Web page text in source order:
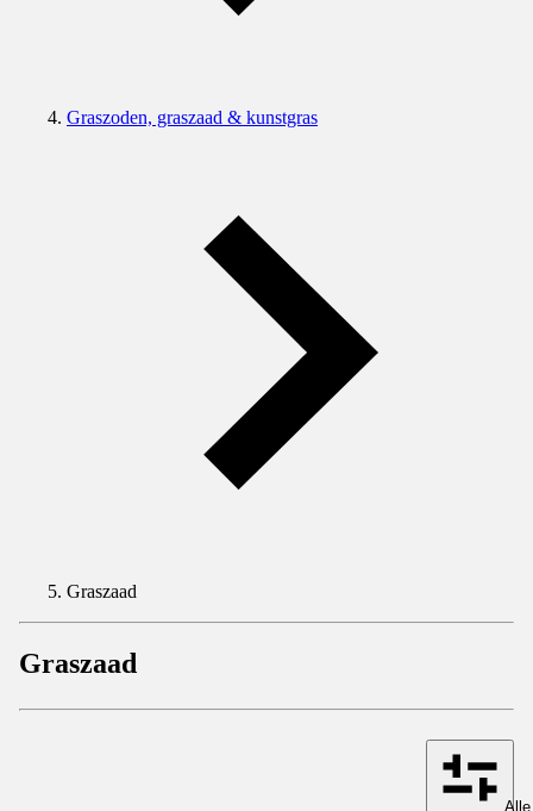
Graszoden, graszaad & kunstgras
Graszaad
Graszaad